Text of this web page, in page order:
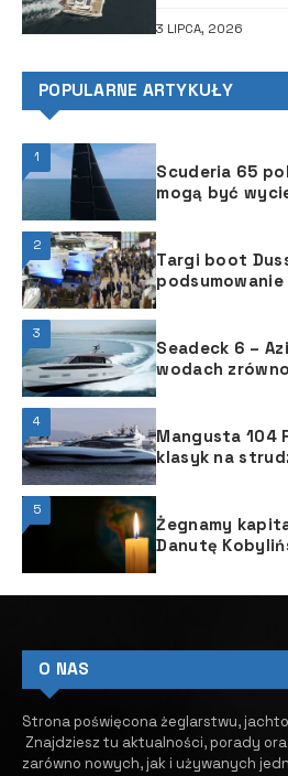
3 LIPCA, 2026
POPULARNE ARTYKUŁY
1
Scuderia 65
mogą być
2
Targi boot
podsumowanie
3
Seadeck 6 –
wodach
4
Mangusta 104
klasyk na
5
Żegnamy
Danutę
O NAS
Strona poświęcona żeglarstwu,
Znajdziesz tu aktualności, porady
zarówno nowych, jak i używanych